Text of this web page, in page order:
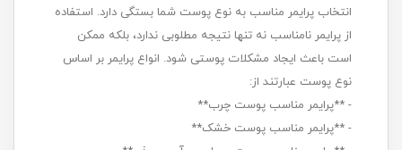
انتخاب پرایمر مناسب به نوع پوست شما بستگی دارد. استفاده
از پرایمر نامناسب نه تنها نتیجه مطلوبی ندارد، بلکه ممکن
است باعث ایجاد مشکلات پوستی شود. انواع پرایمر بر اساس
نوع پوست عبارتند از:
- **پرایمر مناسب پوست چرب**
- **پرایمر مناسب پوست خشک**